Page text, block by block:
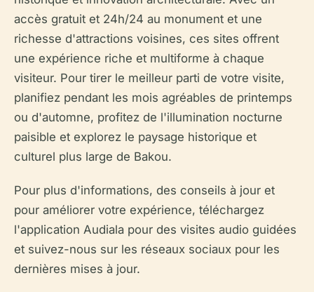
accès gratuit et 24h/24 au monument et une
richesse d'attractions voisines, ces sites offrent
une expérience riche et multiforme à chaque
visiteur. Pour tirer le meilleur parti de votre visite,
planifiez pendant les mois agréables de printemps
ou d'automne, profitez de l'illumination nocturne
paisible et explorez le paysage historique et
culturel plus large de Bakou.
Pour plus d'informations, des conseils à jour et
pour améliorer votre expérience, téléchargez
l'application Audiala pour des visites audio guidées
et suivez-nous sur les réseaux sociaux pour les
dernières mises à jour.